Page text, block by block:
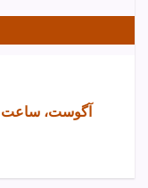
۱۳ آگوست، ساعت ۶:۳۰ بعد از ظهر